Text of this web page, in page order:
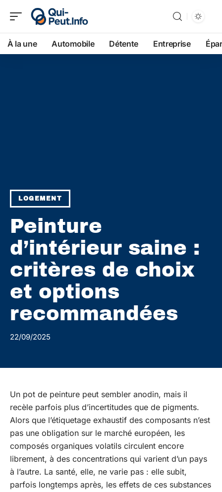
À la une Automobile Détente Entreprise
LOGEMENT
Peinture
d’intérieur saine :
critères de choix
et options
recommandées
22/09/2025
Un pot de peinture peut sembler anodin, mais il
recèle parfois plus d’incertitudes que de pigments.
Alors que l’étiquetage exhaustif des composants n’est
pas une obligation sur le marché européen, les
composés organiques volatils circulent encore
librement, à des concentrations qui varient d’un pays
à l’autre. La santé, elle, ne varie pas : elle subit,
parfois longtemps après, les effets de ces substances